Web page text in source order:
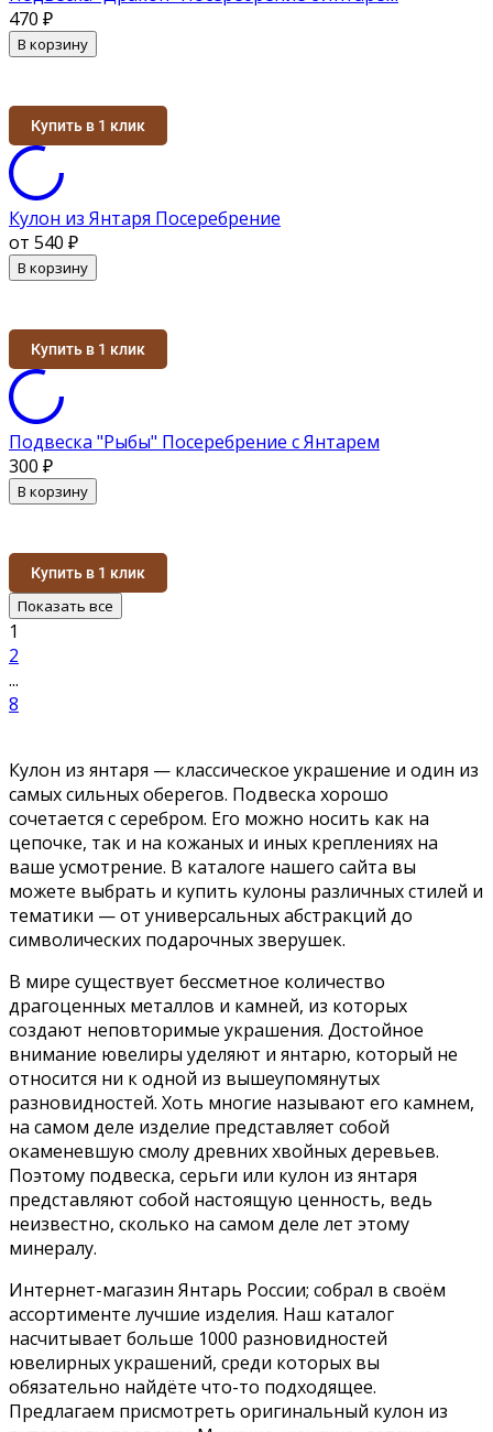
470 ₽
В корзину
Купить в 1 клик
Кулон из Янтаря Посеребрение
от 540 ₽
В корзину
Купить в 1 клик
Подвеска "Рыбы" Посеребрение с Янтарем
300 ₽
В корзину
Купить в 1 клик
Показать все
1
2
...
8
Кулон из янтаря — классическое украшение и один из
самых сильных оберегов. Подвеска хорошо
сочетается с серебром. Его можно носить как на
цепочке, так и на кожаных и иных креплениях на
ваше усмотрение. В каталоге нашего сайта вы
можете выбрать и купить кулоны различных стилей и
тематики — от универсальных абстракций до
символических подарочных зверушек.
В мире существует бессметное количество
драгоценных металлов и камней, из которых
создают неповторимые украшения. Достойное
внимание ювелиры уделяют и янтарю, который не
относится ни к одной из вышеупомянутых
разновидностей. Хоть многие называют его камнем,
на самом деле изделие представляет собой
окаменевшую смолу древних хвойных деревьев.
Поэтому подвеска, серьги или кулон из янтаря
представляют собой настоящую ценность, ведь
неизвестно, сколько на самом деле лет этому
минералу.
Интернет-магазин Янтарь России; собрал в своём
ассортименте лучшие изделия. Наш каталог
насчитывает больше 1000 разновидностей
ювелирных украшений, среди которых вы
обязательно найдёте что-то подходящее.
Предлагаем присмотреть оригинальный кулон из